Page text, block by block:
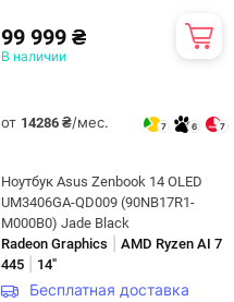
99 999 ₴
В наличии
от 14286 ₴/мес. 7 6 7
Ноутбук Asus Zenbook 14 OLED
UM3406GA-QD009 (90NB17R1-
M000B0) Jade Black
Radeon Graphics
AMD Ryzen AI 7
445
14"
Бесплатная доставка